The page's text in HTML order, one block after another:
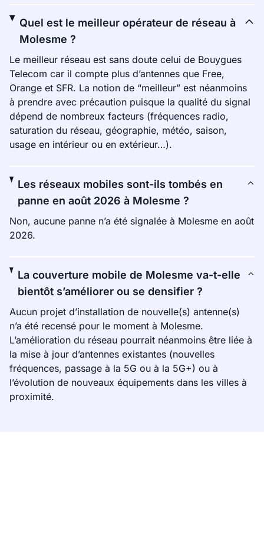
Quel est le meilleur opérateur de réseau à
Molesme ?
Le meilleur réseau est sans doute celui de Bouygues
Telecom car il compte plus d’antennes que Free,
Orange et SFR. La notion de “meilleur” est néanmoins
à prendre avec précaution puisque la qualité du signal
dépend de nombreux facteurs (fréquences radio,
saturation du réseau, géographie, météo, saison,
usage en intérieur ou en extérieur…).
Les réseaux mobiles sont-ils tombés en
panne en août 2026 à Molesme ?
Non, aucune panne n’a été signalée à Molesme en août
2026.
La couverture mobile de Molesme va-t-elle
bientôt s’améliorer ou se densifier ?
Aucun projet d’installation de nouvelle(s) antenne(s)
n’a été recensé pour le moment à Molesme.
L’amélioration du réseau pourrait néanmoins être liée à
la mise à jour d’antennes existantes (nouvelles
fréquences, passage à la 5G ou à la 5G+) ou à
l’évolution de nouveaux équipements dans les villes à
proximité.